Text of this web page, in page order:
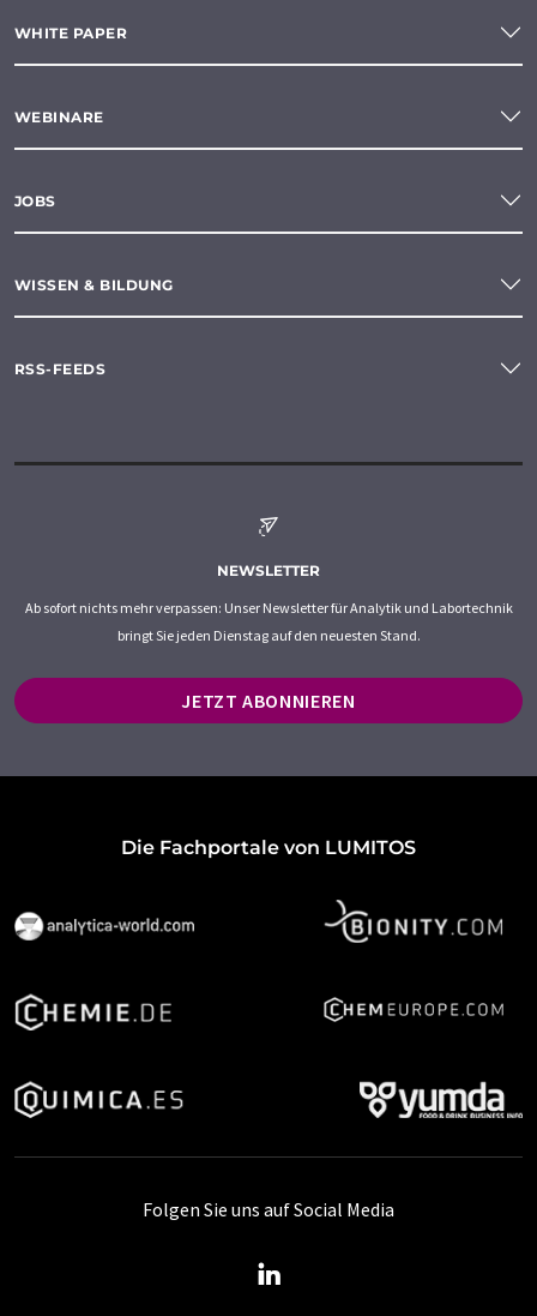
WHITE PAPER
WEBINARE
JOBS
WISSEN & BILDUNG
RSS-FEEDS
NEWSLETTER
Ab sofort nichts mehr verpassen: Unser Newsletter für Analytik und Labortechnik
bringt Sie jeden Dienstag auf den neuesten Stand.
JETZT ABONNIEREN
Die Fachportale von LUMITOS
Folgen Sie uns auf Social Media